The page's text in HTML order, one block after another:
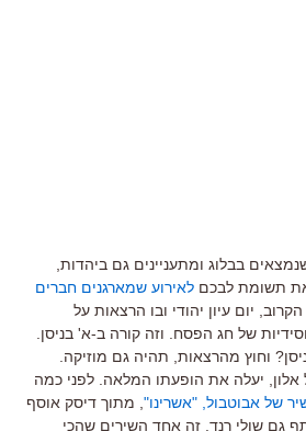
בבלוג ומתעניינים גם ביהדות,
תשומת לבכם לאירוע שמארגנים חברים
יום עיון יהודי ובו הרצאות על
של חג הפסח. וזה קורה ב-א' בניסן.
וחוץ מהרצאות, תהיה גם מוזיקה.
אלון, יעלה את הופעתו המלאה. לפני כמה
של אבוטבול, "אשרינו" , מתוך דיסק אוסף
גם שולי רנד. זה אחד השירים שהכי